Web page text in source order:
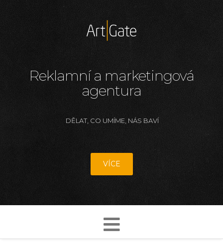
Reklamní a marketingová
agentura
DĚLAT, CO UMÍME, NÁS BAVÍ
VÍCE